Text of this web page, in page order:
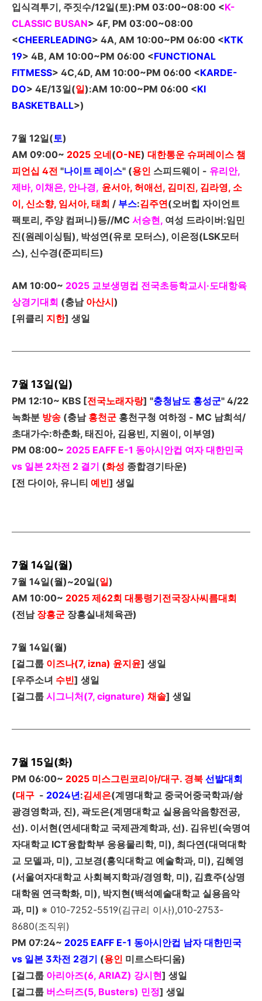
입식격투기, 주짓수/12일(토):PM 03:00~08:00 <K-
CLASSIC BUSAN> 4F, PM 03:00~08:00
<CHEERLEADING> 4A, AM 10:00~PM 06:00 <KTK
19> 4B, AM 10:00~PM 06:00 <FUNCTIONAL
FITMESS> 4C,4D, AM 10:00~PM 06:00 <KARDE-
DO> 4E/13일(일):AM 10:00~PM 06:00 <KI
BASKETBALL>)
7월 12일(토)
AM 09:00~ 2025 오네(O-NE) 대한통운 슈퍼레이스 챔
피언십 4전 "나이트 레이스" (용인 스피드웨이 - 유리안,
제바, 이채은, 안나경, 윤서아, 허애선, 김미진, 김라영, 소
이, 신소향, 임서아, 태희 / 부스:김주연(오버힙 자이언트
팩토리, 주양 컴퍼니)등//MC 서승현, 여성 드라이버:임민
진(원레이싱팀), 박성연(유로 모터스), 이은정(LSK모터
스), 신수경(준피티드)
AM 10:00~ 2025 교보생명컵 전국초등학교시·도대항육
상경기대회 (충남 아산시)
[위클리 지한] 생일
7월 13일(일)
PM 12:10~ KBS [전국노래자랑] "충청남도 홍성군" 4/22
녹화분 방송 (충남 홍천군 홍천구청 여하정 - MC 남희석/
초대가수:하춘화, 태진아, 김용빈, 지원이, 이부영)
PM 08:00~ 2025 EAFF E-1 동아시안컵 여자 대한민국
vs 일본 2차전 2 결기 (화성 종합경기타운)
[전 다이아, 유니티 예빈] 생일
7월 14일(월)
7월 14일(월)~20일(일)
AM 10:00~ 2025 제62회 대통령기전국장사씨름대회
(전남 장흥군 장흥실내체육관)
7월 14일(월)
[걸그룹 이즈나(7, izna) 윤지윤] 생일
[우주소녀 수빈] 생일
[걸그룹 시그니처(7, cignature) 채솔] 생일
7월 15일(화)
PM 06:00~ 2025 미스그린코리아/대구. 경북 선발대회
(대구 - 2024년:김세은(계명대학교 중국어중국학과/솽
광경영학과, 진), 곽도은(계명대학교 실용음악음향전공,
선). 이서현(연세대학교 국제관계학과, 선). 김유빈(숙명여
자대학교 ICT융합학부 응용물리학, 미), 최다연(대덕대학
교 모델과, 미), 고보경(홍익대학교 예술학과, 미), 김혜영
(서울여자대학교 사회복지학과/경영학, 미), 김효주(상명
대학원 연극학화, 미), 박지현(백석예술대학교 실용음악
과, 미) ※ 010-7252-5519(김규리 이사),010-2753-
8680(조직위)
PM 07:24~ 2025 EAFF E-1 동아시안컵 남자 대한민국
vs 일본 3차전 2경기 (용인 미르스타디움)
[걸그룹 아리아즈(6, ARIAZ) 강시현] 생일
[걸그룹 버스터즈(5, Busters) 민정] 생일